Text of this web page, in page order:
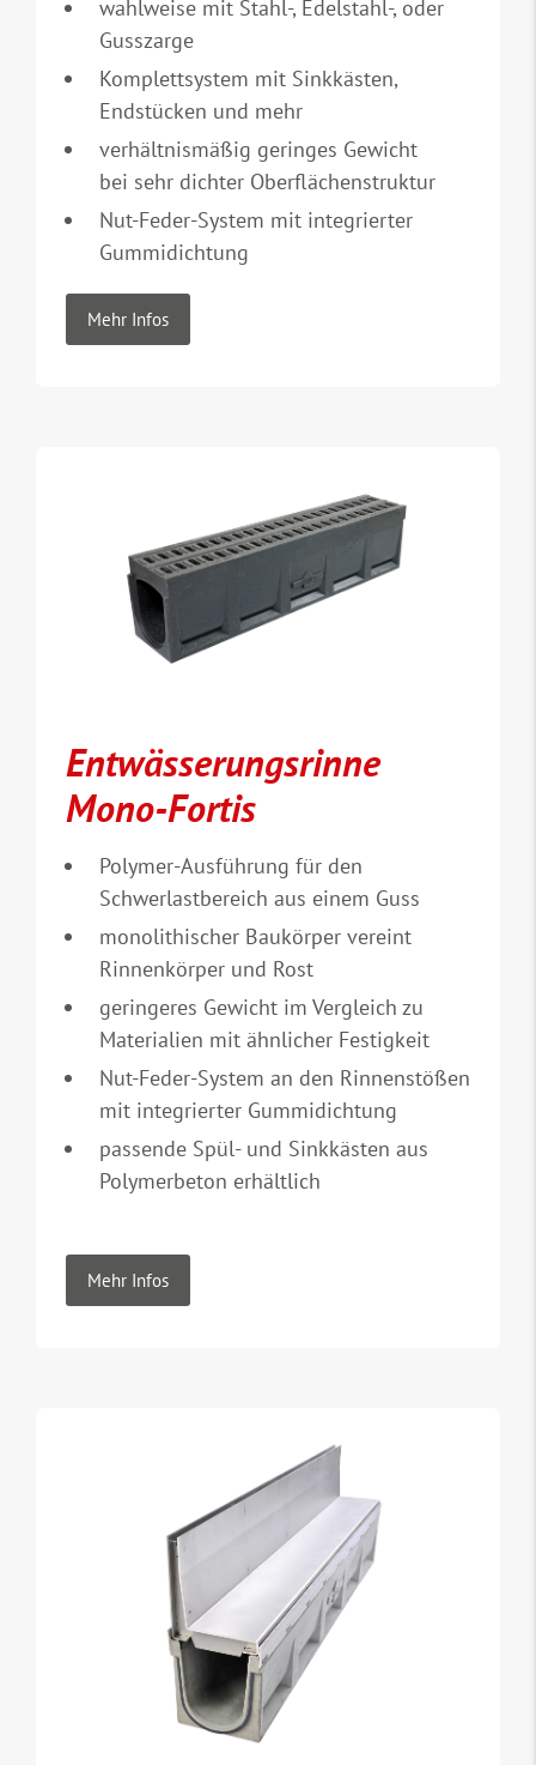
wahlweise mit Stahl-, Edelstahl-, oder
Gusszarge
Komplettsystem mit Sinkkästen,
Endstücken und mehr
verhältnismäßig geringes Gewicht
bei sehr dichter Oberflächenstruktur
Nut-Feder-System mit integrierter
Gummidichtung
Mehr Infos
Entwässerungsrinne
Mono-Fortis
Polymer-Ausführung für den
Schwerlastbereich aus einem Guss
monolithischer Baukörper vereint
Rinnenkörper und Rost
geringeres Gewicht im Vergleich zu
Materialien mit ähnlicher Festigkeit
Nut-Feder-System an den Rinnenstößen
mit integrierter Gummidichtung
passende Spül- und Sinkkästen aus
Polymerbeton erhältlich
Mehr Infos